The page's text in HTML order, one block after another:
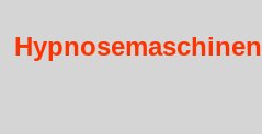
Hypnosemaschinen